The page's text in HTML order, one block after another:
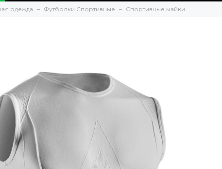
одежда Футболки Спортивные Спортивные майки